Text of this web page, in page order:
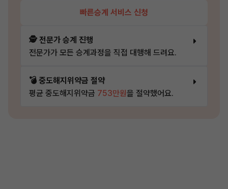
빠른승계 서비스 신청
🕵️ 전문가 승계 진행
전문가가 모든 승계과정을 직접 대행해 드려요.
💣 중도해지위약금 절약
평균 중도해지위약금 753만원을 절약했어요.